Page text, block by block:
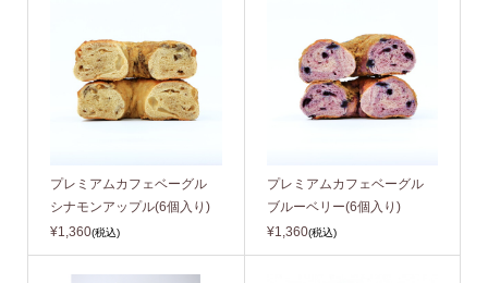
プレミアムカフェベーグル
シナモンアップル(6個入り)
¥1,360(税込)
プレミアムカフェベーグル
ブルーベリー(6個入り)
¥1,360(税込)